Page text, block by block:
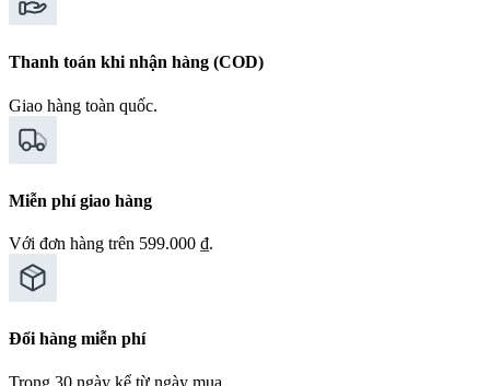
Thanh toán khi nhận hàng (COD)
Giao hàng toàn quốc.
Miễn phí giao hàng
Với đơn hàng trên 599.000 ₫.
Đổi hàng miễn phí
Trong 30 ngày kể từ ngày mua.